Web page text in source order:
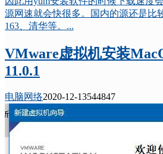
源网速就会快很多。国内的源还是比
163、清华等。...
VMware虚拟机安装
11.0.1
电脑网络2020-12-13544847